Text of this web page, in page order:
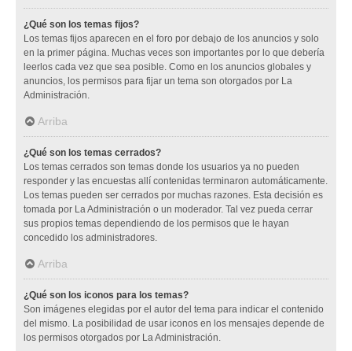
¿Qué son los temas fijos?
Los temas fijos aparecen en el foro por debajo de los anuncios y solo
en la primer página. Muchas veces son importantes por lo que debería
leerlos cada vez que sea posible. Como en los anuncios globales y
anuncios, los permisos para fijar un tema son otorgados por La
Administración.
Arriba
¿Qué son los temas cerrados?
Los temas cerrados son temas donde los usuarios ya no pueden
responder y las encuestas allí contenidas terminaron automáticamente.
Los temas pueden ser cerrados por muchas razones. Esta decisión es
tomada por La Administración o un moderador. Tal vez pueda cerrar
sus propios temas dependiendo de los permisos que le hayan
concedido los administradores.
Arriba
¿Qué son los iconos para los temas?
Son imágenes elegidas por el autor del tema para indicar el contenido
del mismo. La posibilidad de usar iconos en los mensajes depende de
los permisos otorgados por La Administración.